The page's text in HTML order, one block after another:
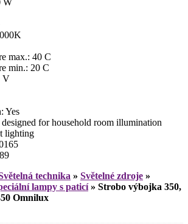
max.: 40 C
min.: 20 C
V
Yes
for household room illumination
lighting
technika » Světelné zdroje »
lampy s paticí» Strobo výbojka 350,
Omnilux